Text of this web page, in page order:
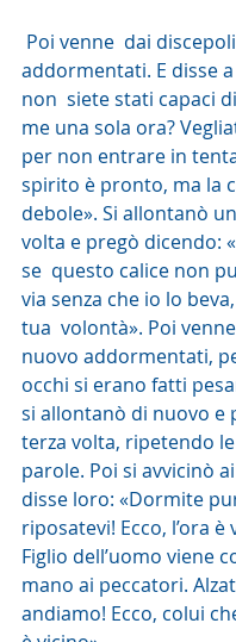
addormentati. E disse
non  siete stati capaci
me una sola ora?
per non entrare in
spirito è pronto, ma la
debole». Si allontanò
volta e pregò dicendo:
se  questo calice non
via senza che io lo
tua  volontà». Poi
nuovo addormentati,
occhi si erano fatti
si allontanò di nuovo e
terza volta, ripetendo
parole. Poi si avvicinò
disse loro: «Dormite
riposatevi! Ecco, l’ora è
Figlio dell’uomo viene
mano ai peccatori.
andiamo! Ecco, colui